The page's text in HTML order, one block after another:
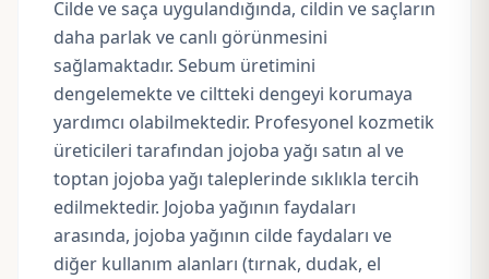
Cilde ve saça uygulandığında, cildin ve saçların
daha parlak ve canlı görünmesini
sağlamaktadır. Sebum üretimini
dengelemekte ve ciltteki dengeyi korumaya
yardımcı olabilmektedir. Profesyonel kozmetik
üreticileri tarafından jojoba yağı satın al ve
toptan jojoba yağı taleplerinde sıklıkla tercih
edilmektedir. Jojoba yağının faydaları
arasında, jojoba yağının cilde faydaları ve
diğer kullanım alanları (tırnak, dudak, el